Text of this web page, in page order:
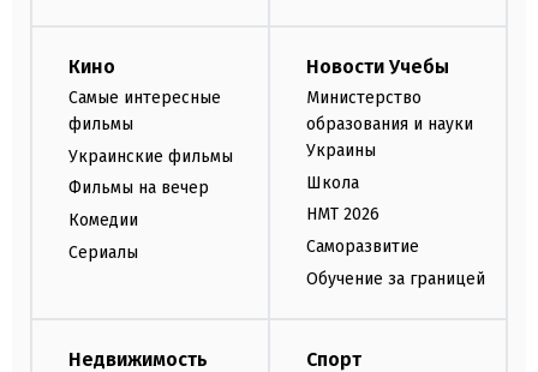
Кино
Самые интересные
фильмы
Украинские фильмы
Фильмы на вечер
Комедии
Сериалы
Новости Учебы
Министерство
образования и науки
Украины
Школа
НМТ 2026
Саморазвитие
Обучение за границей
Недвижимость Спорт